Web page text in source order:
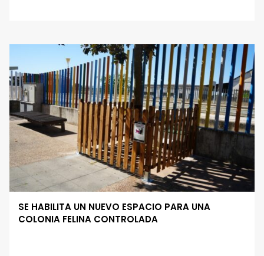
SE HABILITA UN NUEVO ESPACIO PARA UNA
COLONIA FELINA CONTROLADA